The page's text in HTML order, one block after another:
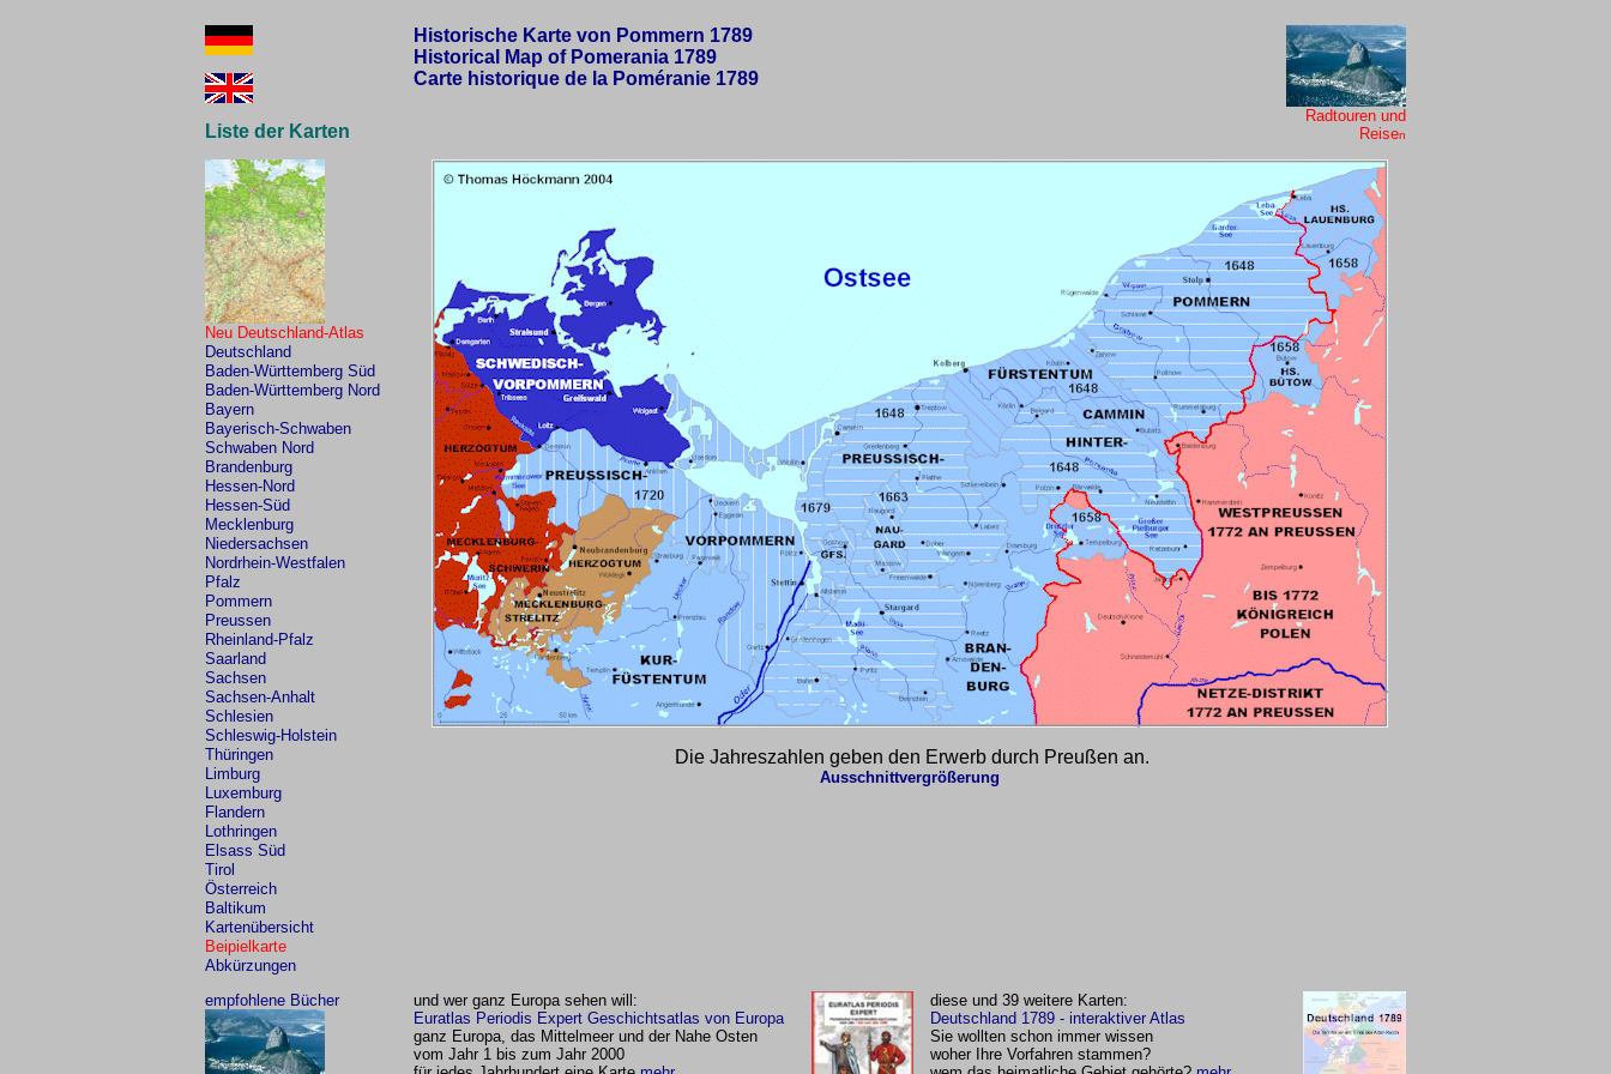
Historische Karte von Pommern 1789
Historical Map of Pomerania 1789
Carte historique de la Poméranie 1789
Radtouren und
Reisen
Liste der Karten
Neu Deutschland-Atlas
Deutschland
Baden-Württemberg Süd
Baden-Württemberg Nord
Bayern
Bayerisch-Schwaben
Schwaben Nord
Brandenburg
Hessen-Nord
Hessen-Süd
Mecklenburg
Niedersachsen
Nordrhein-Westfalen
Pfalz
Pommern
Preussen
Rheinland-Pfalz
Saarland
Sachsen
Sachsen-Anhalt
Schlesien
Schleswig-Holstein
Thüringen
Limburg
Luxemburg
Flandern
Lothringen
Elsass Süd
Tirol
Österreich
Baltikum
Kartenübersicht
Beipielkarte
Abkürzungen
Die Jahreszahlen geben den Erwerb durch Preußen an.
Ausschnittvergrößerung
empfohlene Bücher
und wer ganz Europa sehen will:
Euratlas Periodis Expert Geschichtsatlas von Europa
ganz Europa, das Mittelmeer und der Nahe Osten
vom Jahr 1 bis zum Jahr 2000
diese und 39 weitere Karten:
Deutschland 1789 - interaktiver Atlas
Sie wollten schon immer wissen
woher Ihre Vorfahren stammen?